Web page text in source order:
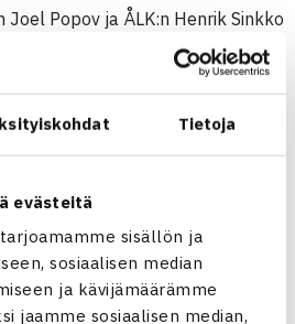
Tietoja
evästeitä
sisällön ja
sosiaalisen median
ja kävijämäärämme
jaamme sosiaalisen median,
Popov ja ÅLK:n Henrik Sinkko
Juho
Telinkankaan. Näin Sinkosta tuli
SM-kilpailut